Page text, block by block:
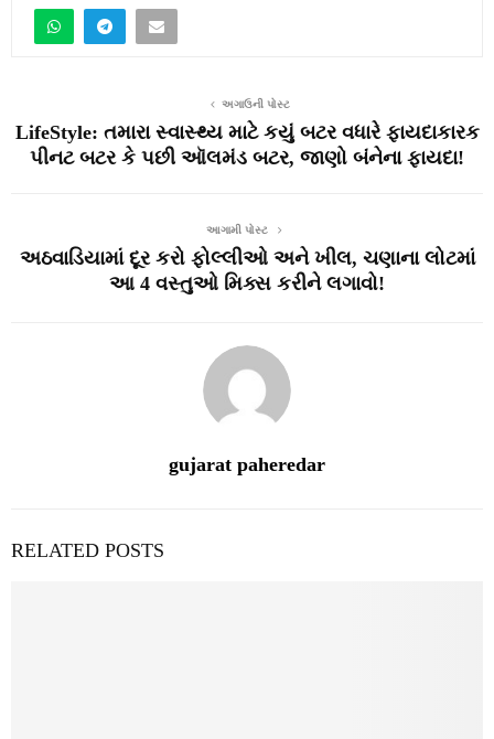
અગાઉની પોસ્ટ
LifeStyle: તમારા સ્વાસ્થ્ય માટે કયું બટર વધારે ફાયદાકારક
પીનટ બટર કે પછી ઑલમંડ બટર, જાણો બંનેના ફાયદા!
આગામી પોસ્ટ
અઠવાડિયામાં દૂર કરો ફોલ્લીઓ અને ખીલ, ચણાના લોટમાં
આ 4 વસ્તુઓ મિક્સ કરીને લગાવો!
gujarat paheredar
RELATED POSTS